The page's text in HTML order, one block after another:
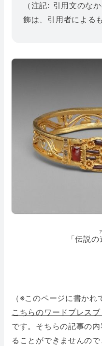
（注記: 引用文のな
飾は、引用者による
「伝説の
（※このページに書かれ
こちらのワードプレス
です。そちらの記事の
ることができませんの